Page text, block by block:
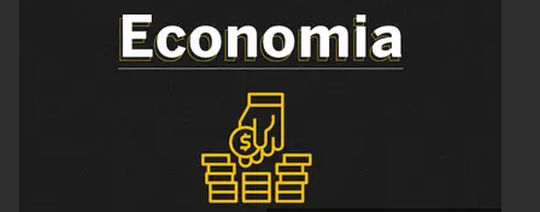
Economia
Educação
Infraestrutura
Internacional
Podcast
Política
Saúde